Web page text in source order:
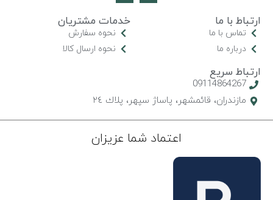
ارتباط با ما
تماس با ما
درباره ما
خدمات مشتریان
نحوه سفارش
نحوه ارسال کالا
ارتباط سریع
09114864267
مازندران، قائمشهر، پاساژ سپهر، پلاك ٢٤
اعتماد شما عزیزان